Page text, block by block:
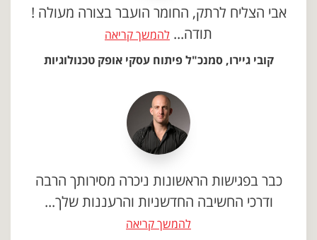
אבי הצליח לרתק, החומר הועבר בצורה מעולה !
תודה... להמשך קריאה
קובי גיירו, סמנכ"ל פיתוח עסקי אופק טכנולוגיות
כבר בפגישות הראשונות ניכרה מסירותך הרבה
ודרכי החשיבה החדשניות והרעננות שלך...
להמשך קריאה